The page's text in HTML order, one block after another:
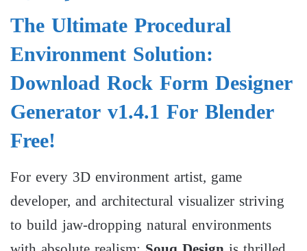
The Ultimate Procedural
Environment Solution:
Download Rock Form Designer
Generator v1.4.1 For Blender
Free!
For every 3D environment artist, game
developer, and architectural visualizer striving
to build jaw-dropping natural environments